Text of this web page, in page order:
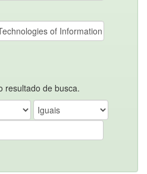
resultado de busca.